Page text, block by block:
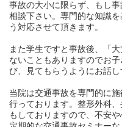
事故の大小に限らず、もし
相談下さい。専門的な知識
う対応させて頂きます。
また学生ですと事故後、「
ないこともありますのでお
び、見てもらうようにお話
当院は交通事故を専門的に
行っております。整形外科
もしておりますので、不安